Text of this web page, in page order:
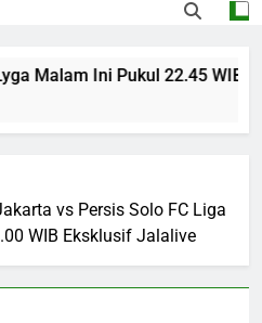
Malam Ini Pukul 22.45 WIB
vs Persis Solo FC Liga
WIB Eksklusif Jalalive